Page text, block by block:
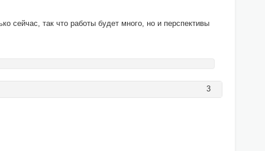
сейчас, так что работы будет много, но и перспективы
3